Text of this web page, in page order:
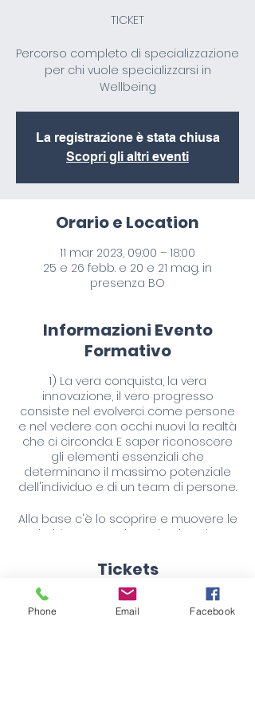
TICKET
Percorso completo di specializzazione
per chi vuole specializzarsi in
Wellbeing
La registrazione è stata chiusa
Scopri gli altri eventi
Orario e Location
11 mar 2023, 09:00 – 18:00
25 e 26 febb. e 20 e 21 mag. in
presenza BO
Informazioni Evento
Formativo
1) La vera conquista, la vera
innovazione, il vero progresso
consiste nel evolverci come persone
e nel vedere con occhi nuovi la realtà
che ci circonda. E saper riconoscere
gli elementi essenziali che
determinano il massimo potenziale
dell'individuo e di un team di persone.
Alla base c'è lo scoprire e muovere le
priorità per una vita attiva, in salute,
È prima di tutto un percorso di
crescita personale dove ci sarà
modo di mettere in pratica quello che
verrà compreso.
Tickets
Vendita terminata
Phone Email Facebook